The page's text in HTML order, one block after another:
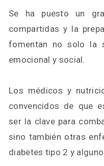
Se ha puesto un
compartidas y la
fomentan no solo la
emocional y social.
Los médicos y
convencidos de que
ser la clave para
sino también otras
diabetes tipo 2 y